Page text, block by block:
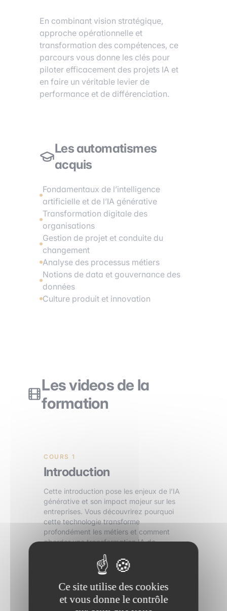
En combinant vision stratégique,
approche opérationnelle et
transformation des compétences, ce
parcours vous donne les clés pour
piloter efficacement des projets IA et
en faire un véritable levier de
performance et de différenciation.
Les automatismes
acquis
Fondamentaux de l’intelligence
artificielle et de l’IA générative
Transformation digitale des
organisations
Gestion de projet et conduite du
changement
Analyse des processus métiers
Notions de data et gouvernance des
données
Culture produit et innovation
Les videos de la
formation
COURS 1
Introduction
Cette introduction pose les enjeux de l’IA
générative et son impact majeur sur les
entreprises. Vous découvrirez pourquoi
cette technologie transforme
profondément les métiers et comment
aborder une transformation IA de
Leader Tech & AI chez onepoint.
01:47
Ce site utilise des cookies
et vous donne le contrôle